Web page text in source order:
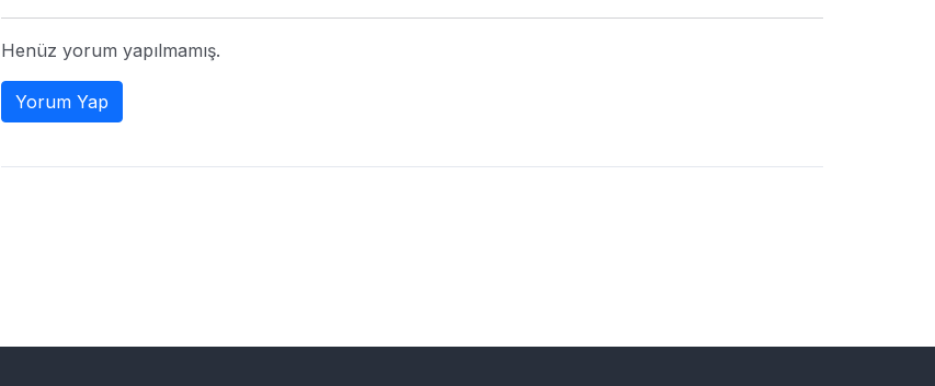
Henüz yorum yapılmamış.
Yorum Yap